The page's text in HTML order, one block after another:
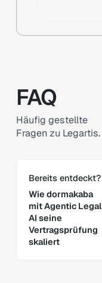
FAQ
Häufig gestellte
Fragen zu Legartis.
Bereits entdeckt?
Wie dormakaba
mit Agentic Legal
AI seine
Vertragsprüfung
skaliert